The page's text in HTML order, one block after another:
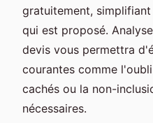
gratuitement,
qui est proposé.
devis vous permettra
courantes comme
cachés ou la non-
nécessaires.